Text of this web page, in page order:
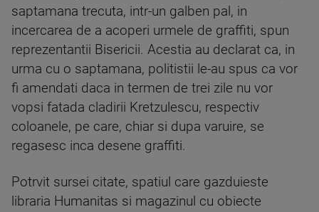
saptamana trecuta, intr-un galben pal, in
incercarea de a acoperi urmele de graffiti, spun
reprezentantii Bisericii. Acestia au declarat ca, in
urma cu o saptamana, politistii le-au spus ca vor
fi amendati daca in termen de trei zile nu vor
vopsi fatada cladirii Kretzulescu, respectiv
coloanele, pe care, chiar si dupa varuire, se
regasesc inca desene graffiti.
Potrvit sursei citate, spatiul care gazduieste
libraria Humanitas si magazinul cu obiecte